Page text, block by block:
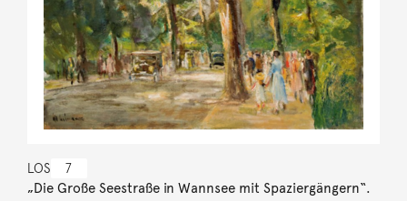
LOS 7
„Die Große Seestraße in Wannsee mit Spaziergängern“.